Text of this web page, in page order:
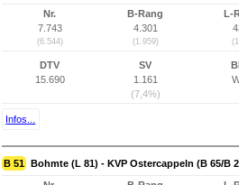
Nr.
7.743
(6.544)
B-Rang
4.301
(1.959)
L-
DTV
15.690
SV
1.161
(7,4%)
Infos...
B 51 Bohmte (L 81) - KVP Ostercappeln (B 65/B